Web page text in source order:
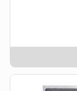
Price
through
kr. 1.995,00